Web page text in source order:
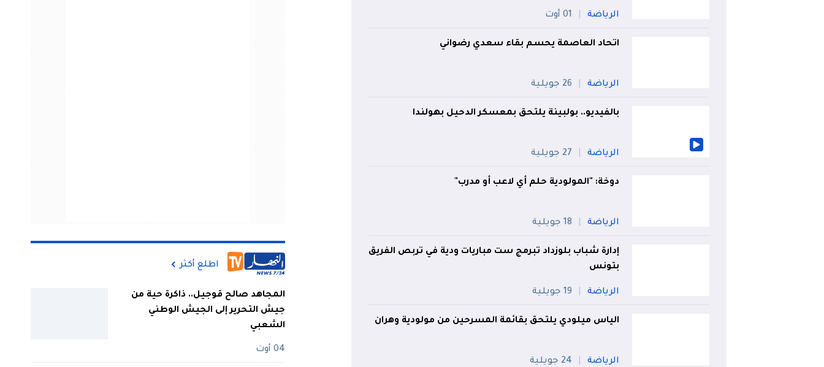
الرياضة 01 أوت
اتحاد العاصمة يحسم بقاء سعدي رضواني
الرياضة 26 جويلية
بالفيديو.. بولبينة يلتحق بمعسكر الدحيل بهولندا
الرياضة 27 جويلية
دوخة: "المولودية حلم أي لاعب أو مدرب"
الرياضة 18 جويلية
إدارة شباب بلوزداد تبرمج ست مباريات ودية في تربص الفريق
بتونس
الرياضة 19 جويلية
الياس ميلودي يلتحق بقائمة المسرحين من مولودية وهران
الرياضة 24 جويلية
اطلع أكثر
المجاهد صالح قوجيل.. ذاكرة حية من
جيش التحرير إلى الجيش الوطني
الشعبي
04 أوت